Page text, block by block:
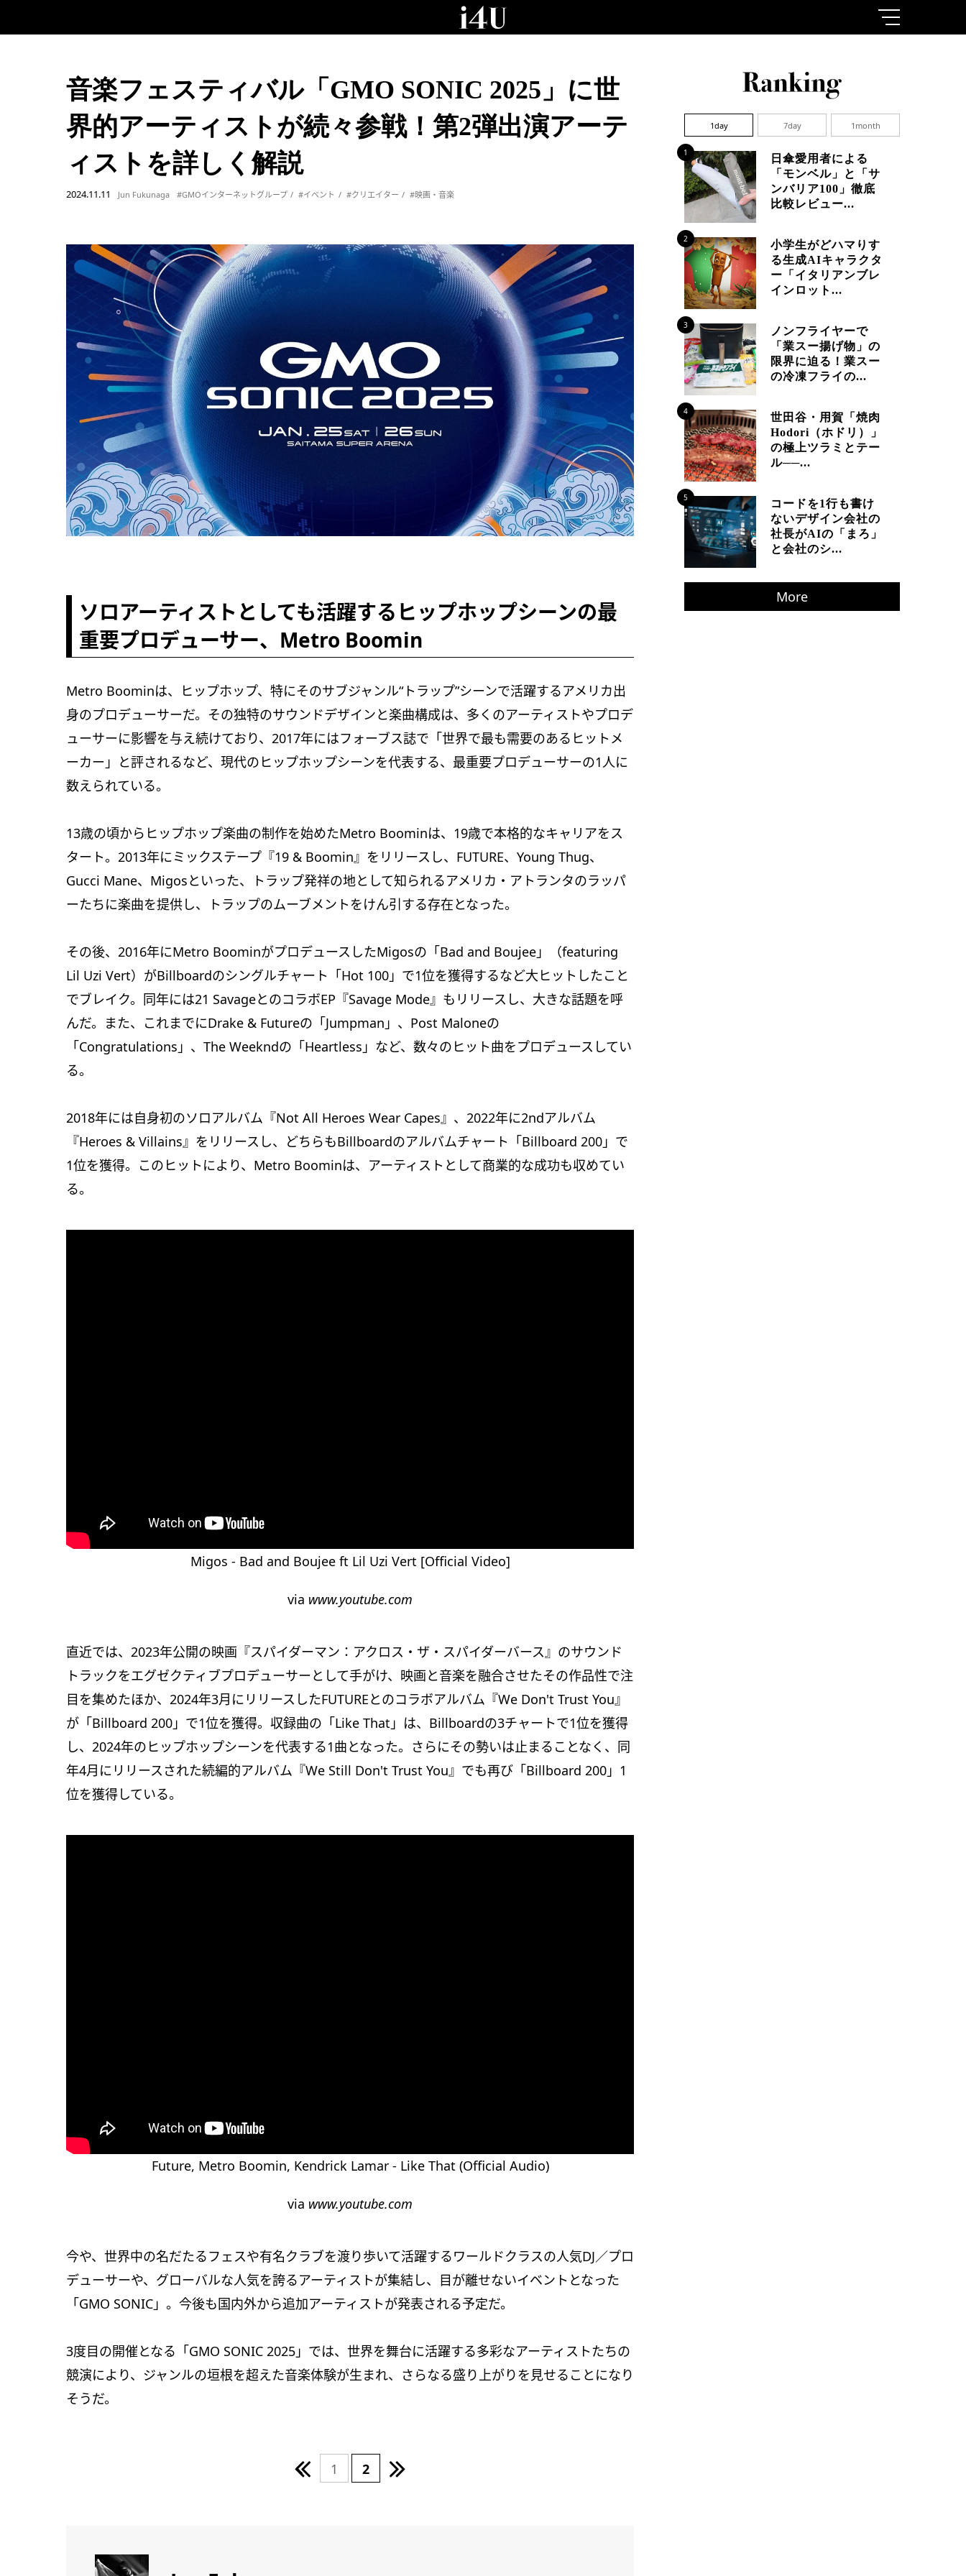
音楽フェスティバル「GMO SONIC 2025」に世
界的アーティストが続々参戦！第2弾出演アーテ
ィストを詳しく解説
2024.11.11 Jun Fukunaga #GMOインターネットグループ #イベント #クリエイター #映画・音楽
ソロアーティストとしても活躍するヒップホップシーンの最
重要プロデューサー、Metro Boomin
Metro Boominは、ヒップホップ、特にそのサブジャンル“トラップ”シーンで活躍するアメリカ出
身のプロデューサーだ。その独特のサウンドデザインと楽曲構成は、多くのアーティストやプロデ
ューサーに影響を与え続けており、2017年にはフォーブス誌で「世界で最も需要のあるヒットメ
ーカー」と評されるなど、現代のヒップホップシーンを代表する、最重要プロデューサーの1人に
数えられている。
13歳の頃からヒップホップ楽曲の制作を始めたMetro Boominは、19歳で本格的なキャリアをス
タート。2013年にミックステープ『19 & Boomin』をリリースし、FUTURE、Young Thug、
Gucci Mane、Migosといった、トラップ発祥の地として知られるアメリカ・アトランタのラッパ
ーたちに楽曲を提供し、トラップのムーブメントをけん引する存在となった。
その後、2016年にMetro BoominがプロデュースしたMigosの「Bad and Boujee」（featuring
Lil Uzi Vert）がBillboardのシングルチャート「Hot 100」で1位を獲得するなど大ヒットしたこと
でブレイク。同年には21 SavageとのコラボEP『Savage Mode』もリリースし、大きな話題を呼
んだ。また、これまでにDrake & Futureの「Jumpman」、Post Maloneの
「Congratulations」、The Weekndの「Heartless」など、数々のヒット曲をプロデュースしてい
る。
2018年には自身初のソロアルバム『Not All Heroes Wear Capes』、2022年に2ndアルバム
『Heroes & Villains』をリリースし、どちらもBillboardのアルバムチャート「Billboard 200」で
1位を獲得。このヒットにより、Metro Boominは、アーティストとして商業的な成功も収めてい
る。
Migos - Bad and Boujee ft Lil Uzi Vert [Official Video]
via www.youtube.com
直近では、2023年公開の映画『スパイダーマン：アクロス・ザ・スパイダーバース』のサウンド
トラックをエグゼクティブプロデューサーとして手がけ、映画と音楽を融合させたその作品性で注
目を集めたほか、2024年3月にリリースしたFUTUREとのコラボアルバム『We Don't Trust You』
が「Billboard 200」で1位を獲得。収録曲の「Like That」は、Billboardの3チャートで1位を獲得
し、2024年のヒップホップシーンを代表する1曲となった。さらにその勢いは止まることなく、同
年4月にリリースされた続編的アルバム『We Still Don't Trust You』でも再び「Billboard 200」1
位を獲得している。
Future, Metro Boomin, Kendrick Lamar - Like That (Official Audio)
via www.youtube.com
今や、世界中の名だたるフェスや有名クラブを渡り歩いて活躍するワールドクラスの人気DJ／プロ
デューサーや、グローバルな人気を誇るアーティストが集結し、目が離せないイベントとなった
「GMO SONIC」。今後も国内外から追加アーティストが発表される予定だ。
3度目の開催となる「GMO SONIC 2025」では、世界を舞台に活躍する多彩なアーティストたちの
競演により、ジャンルの垣根を超えた音楽体験が生まれ、さらなる盛り上がりを見せることになり
そうだ。
1 2
1day 7day 1month
1
日傘愛用者による
「モンベル」と「サ
ンバリア100」徹底
比較レビュー...
2
小学生がどハマりす
る生成AIキャラクタ
ー「イタリアンブレ
インロット...
3
ノンフライヤーで
「業スー揚げ物」の
限界に迫る！業スー
の冷凍フライの...
4
世田谷・用賀「焼肉
Hodori（ホドリ）」
の極上ツラミとテー
ル──...
5
コードを1行も書け
ないデザイン会社の
社長がAIの「まろ」
と会社のシ...
More